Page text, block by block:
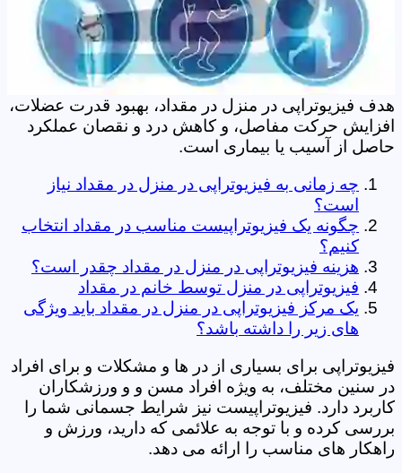
هدف فیزیوتراپی در منزل در مقداد، بهبود قدرت عضلات،
افزایش حرکت مفاصل، و کاهش درد و نقصان عملکرد
حاصل از آسیب یا بیماری است.
چه زمانی به فیزیوتراپی در منزل در مقداد نیاز
است؟
چگونه یک فیزیوتراپیست مناسب در مقداد انتخاب
کنیم؟
هزینه فیزیوتراپی در منزل در مقداد چقدر است؟
فیزیوتراپی در منزل توسط خانم در مقداد
یک مرکز فیزیوتراپی در منزل در مقداد باید ویژگی
های زیر را داشته باشد؟
فیزیوتراپی برای بسیاری از در ها و مشکلات و برای افراد
در سنین مختلف، به ویژه افراد مسن و و ورزشکاران
کاربرد دارد. فیزیوتراپیست نیز شرایط جسمانی شما را
بررسی کرده و با توجه به علائمی که دارید، ورزش و
راهکار های مناسب را ارائه می دهد.